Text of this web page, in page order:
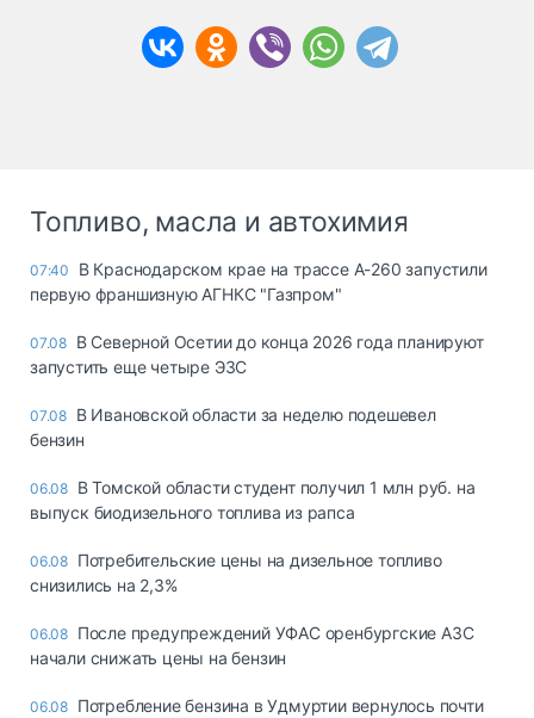
Топливо, масла и автохимия
07:40
В Краснодарском крае на трассе А-260 запустили
первую франшизную АГНКС "Газпром"
07.08 В Северной Осетии до конца 2026 года планируют
запустить еще четыре ЭЗС
07.08 В Ивановской области за неделю подешевел
бензин
06.08 В Томской области студент получил 1 млн руб. на
выпуск биодизельного топлива из рапса
06.08 Потребительские цены на дизельное топливо
снизились на 2,3%
06.08 После предупреждений УФАС оренбургские АЗС
начали снижать цены на бензин
06.08 Потребление бензина в Удмуртии вернулось почти